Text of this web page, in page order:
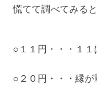
慌てて調べてみると
○１１円・・・１１
○２０円・・・縁